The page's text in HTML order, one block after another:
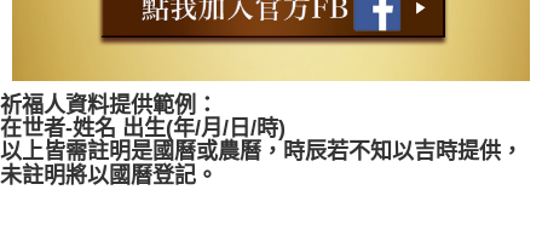
祈福人資料提供範例：
在世者-姓名 出生(年/月/日/時)
以上皆需註明是國曆或農曆，時辰若不知以吉時提供，
未註明將以國曆登記。